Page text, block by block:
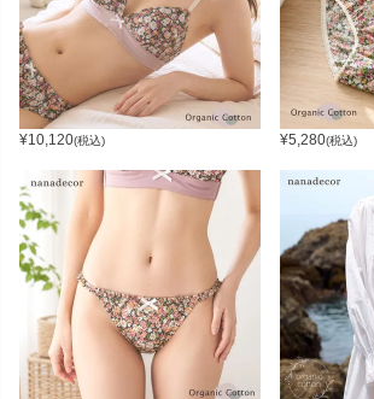
¥10,120(税込) ¥5,280(税込)